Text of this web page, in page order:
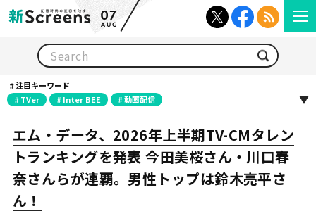
07
AUG
注目キーワード
TVer
Inter BEE 動画配信
エム・データ、2026年上半期TV-CMタレン
トランキングを発表 今田美桜さん・川口春
奈さんらが連覇。男性トップは鈴木亮平さ
ん！